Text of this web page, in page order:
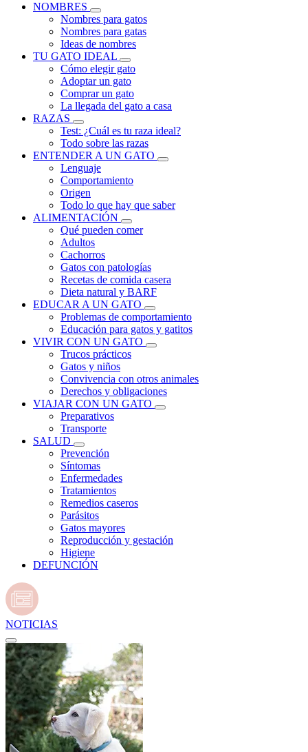
NOMBRES
Nombres para gatos
Nombres para gatas
Ideas de nombres
TU GATO IDEAL
Cómo elegir gato
Adoptar un gato
Comprar un gato
La llegada del gato a casa
RAZAS
Test: ¿Cuál es tu raza ideal?
Todo sobre las razas
ENTENDER A UN GATO
Lenguaje
Comportamiento
Origen
Todo lo que hay que saber
ALIMENTACIÓN
Qué pueden comer
Adultos
Cachorros
Gatos con patologías
Recetas de comida casera
Dieta natural y BARF
EDUCAR A UN GATO
Problemas de comportamiento
Educación para gatos y gatitos
VIVIR CON UN GATO
Trucos prácticos
Gatos y niños
Convivencia con otros animales
Derechos y obligaciones
VIAJAR CON UN GATO
Preparativos
Transporte
SALUD
Prevención
Síntomas
Enfermedades
Tratamientos
Remedios caseros
Parásitos
Gatos mayores
Reproducción y gestación
Higiene
DEFUNCIÓN
NOTICIAS